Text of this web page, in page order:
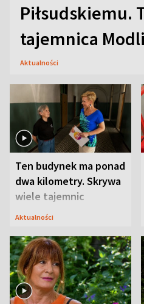
Piłsudskiemu.
tajemnica
Aktualności
Ten budynek ma ponad
dwa kilometry. Skrywa
wiele tajemnic
Aktualności